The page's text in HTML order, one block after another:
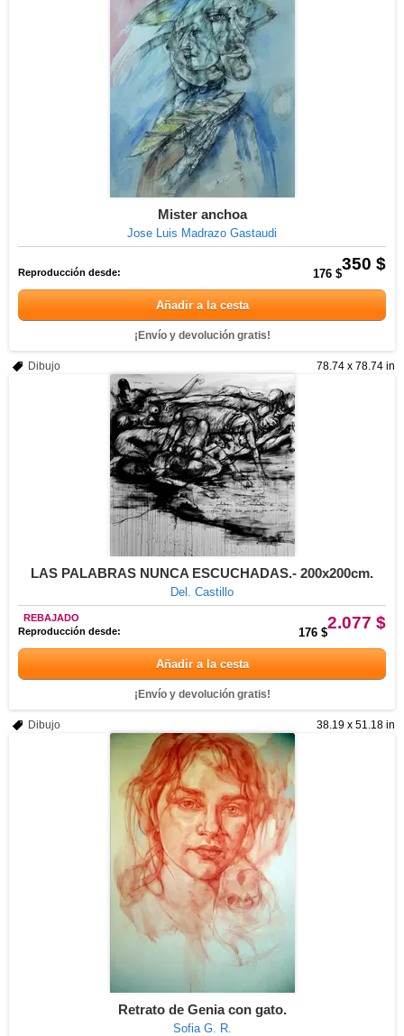
Mister anchoa
Jose Luis Madrazo Gastaudi
350 $
Reproducción desde: 176 $
Añadir a la cesta
¡Envío y devolución gratis!
78.74 x 78.74 in
Dibujo
LAS PALABRAS NUNCA ESCUCHADAS.- 200x200cm.
Del. Castillo
2.077 $
REBAJADO
Reproducción desde:
176 $
Añadir a la cesta
¡Envío y devolución gratis!
38.19 x 51.18 in
Dibujo
Retrato de Genia con gato.
Sofia G. R.